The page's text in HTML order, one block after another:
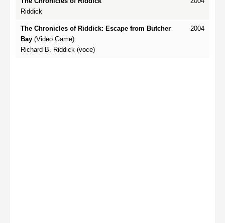
Riddick
2004
The Chronicles of Riddick: Escape from Butcher
Bay (Video Game)
Richard B. Riddick (voce)